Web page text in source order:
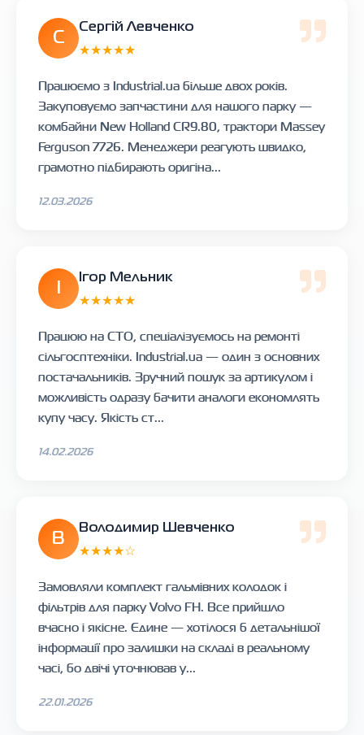
С
Сергій Левченко
★★★★★
Працюємо з Industrial.ua більше двох років.
Закуповуємо запчастини для нашого парку —
комбайни New Holland CR9.80, трактори Massey
Ferguson 7726. Менеджери реагують швидко,
грамотно підбирають оригіна...
12.03.2026
Ігор Мельник
★★★★★
Працюю на СТО, спеціалізуємось на ремонті
сільгосптехніки. Industrial.ua — один з основних
постачальників. Зручний пошук за артикулом і
можливість одразу бачити аналоги економлять
купу часу. Якість ст...
14.02.2026
В
Володимир Шевченко
★★★★☆
Замовляли комплект гальмівних колодок і
фільтрів для парку Volvo FH. Все прийшло
вчасно і якісне. Єдине — хотілося б детальнішої
інформації про залишки на складі в реальному
часі, бо двічі уточнював у...
22.01.2026